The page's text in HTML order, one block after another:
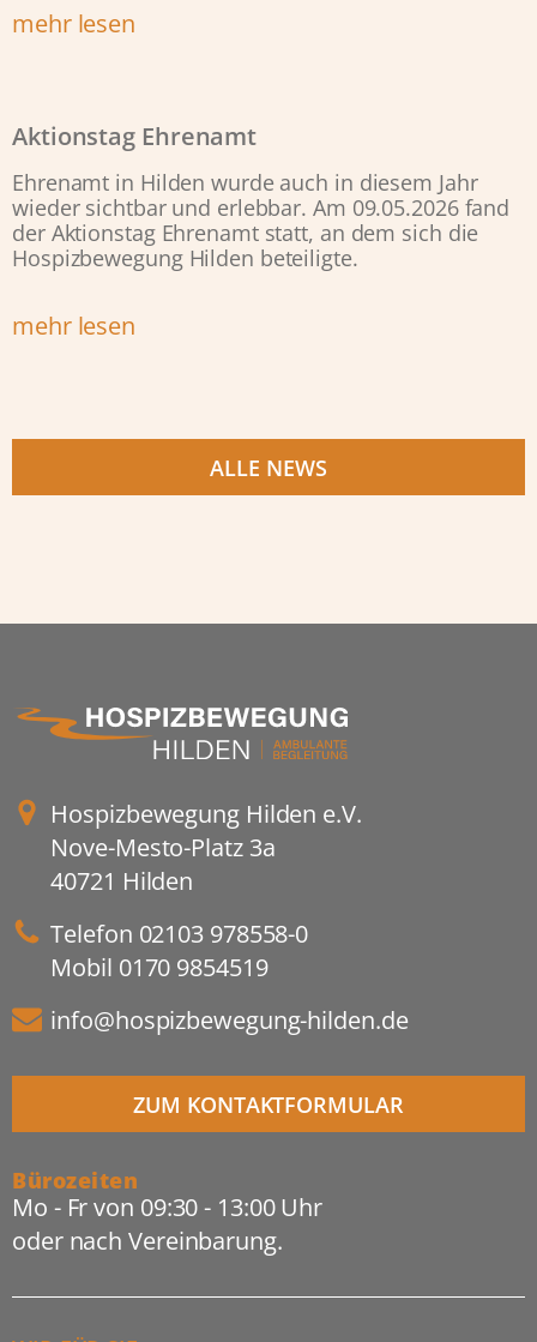
mehr lesen
Aktionstag Ehrenamt
Ehrenamt in Hilden wurde auch in diesem Jahr
wieder sichtbar und erlebbar. Am 09.05.2026 fand
der Aktionstag Ehrenamt statt, an dem sich die
Hospizbewegung Hilden beteiligte.
mehr lesen
ALLE NEWS
Hospizbewegung Hilden e.V.
Nove-Mesto-Platz 3a
40721 Hilden
Telefon 02103 978558-0
Mobil 0170 9854519
info@hospizbewegung-hilden.de
ZUM KONTAKTFORMULAR
Bürozeiten
Mo - Fr von 09:30 - 13:00 Uhr
oder nach Vereinbarung.